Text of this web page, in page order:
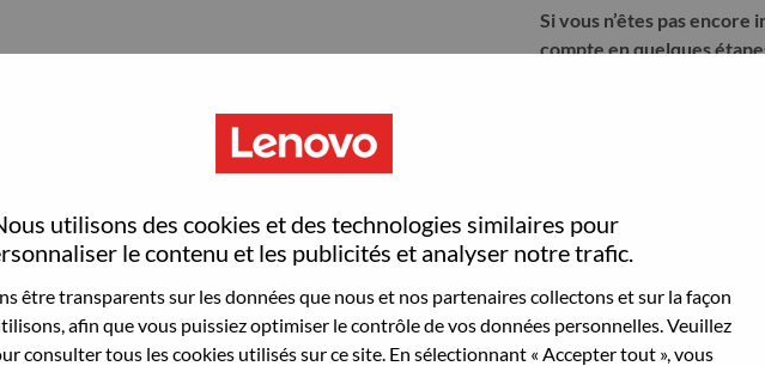
utilisons des cookies et des technologies similaires pour
le contenu et les publicités et analyser notre trafic.
être transparents sur les données que nous et nos partenaires collectons et sur la façon
afin que vous puissiez optimiser le contrôle de vos données personnelles. Veuillez
consulter tous les cookies utilisés sur ce site. En sélectionnant « Accepter tout », vous
Si vous n’êtes pas encore
compte en quelques